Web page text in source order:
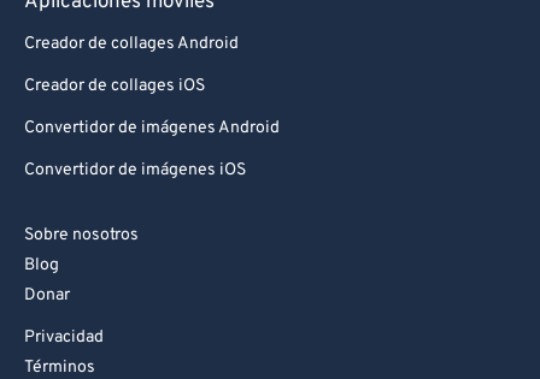
Creador de collages Android
Creador de collages iOS
Convertidor de imágenes Android
Convertidor de imágenes iOS
Sobre nosotros
Blog
Donar
Privacidad
Términos